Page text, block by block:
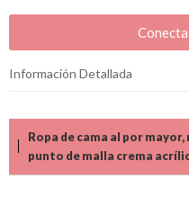
Información Detallada
Ropa de cama al por
punto de malla crema